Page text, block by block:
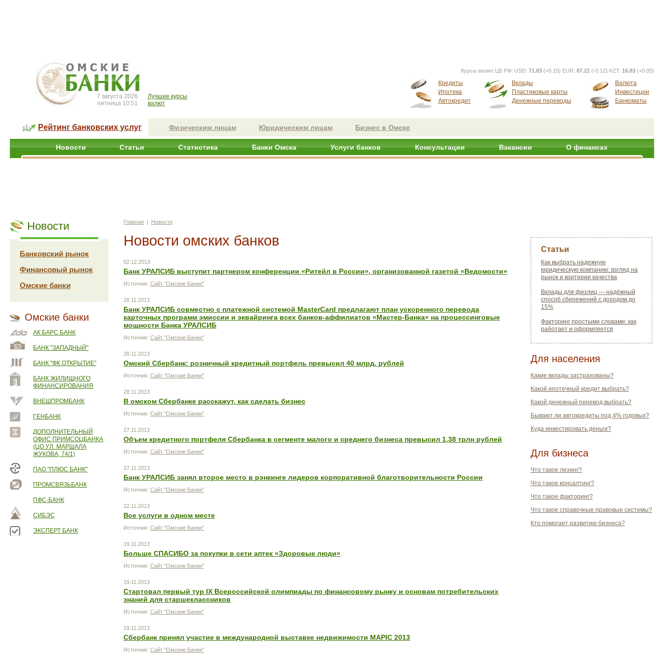
7 августа 2026
пятница 10:51
Лучшие курсы
валют
Курсы валют ЦБ РФ: USD: 71.83 (+0.15) EUR: 87.21 (-0.12) KZT: 16.83 (+0.05)
Кредиты
Ипотека
Автокредит
Вклады
Пластиковые карты
Денежные переводы
Валюта
Инвестиции
Банкоматы
Рейтинг банковских услуг Физическим лицам Юридическим лицам Бизнес в Омске
Новости Статьи Статистика Банки Омска Услуги банков Консультации Вакансии О финансах
Новости
Банковский рынок
Финансовый рынок
Омские банки
Омские банки
АК БАРС БАНК
БАНК "ЗАПАДНЫЙ"
БАНК "ФК ОТКРЫТИЕ"
БАНК ЖИЛИЩНОГО
ФИНАНСИРОВАНИЯ
ВНЕШПРОМБАНК
ГЕНБАНК
ДОПОЛНИТЕЛЬНЫЙ
ОФИС ПРИМСОЦБАНКА
(ЦО УЛ. МАРШАЛА
ЖУКОВА, 74/1)
ПАО "ПЛЮС БАНК"
ПРОМСВЯЗЬБАНК
ПФС-БАНК
СИБЭС
ЭКСПЕРТ БАНК
Главная | Новости
Новости омских банков
02.12.2013
Банк УРАЛСИБ выступит партнером конференции «Ритейл в России», организованной газетой «Ведомости»
Источник: Сайт "Омские Банки"
28.11.2013
Банк УРАЛСИБ совместно с платежной системой MasterCard предлагают план ускоренного перевода
карточных программ эмиссии и эквайринга всех банков-аффилиатов «Мастер-Банка» на процессинговые
мощности Банка УРАЛСИБ
Источник: Сайт "Омские Банки"
28.11.2013
Омский Сбербанк: розничный кредитный портфель превысил 40 млрд. рублей
Источник: Сайт "Омские Банки"
28.11.2013
В омском Сбербанке расскажут, как сделать бизнес
Источник: Сайт "Омские Банки"
27.11.2013
Объем кредитного портфеля Сбербанка в сегменте малого и среднего бизнеса превысил 1,38 трлн рублей
Источник: Сайт "Омские Банки"
27.11.2013
Банк УРАЛСИБ занял второе место в рэнкинге лидеров корпоративной благотворительности России
Источник: Сайт "Омские Банки"
22.11.2013
Все услуги в одном месте
Источник: Сайт "Омские Банки"
19.11.2013
Больше СПАСИБО за покупки в сети аптек «Здоровые люди»
Источник: Сайт "Омские Банки"
19.11.2013
Стартовал первый тур IX Всероссийской олимпиады по финансовому рынку и основам потребительских
знаний для старшеклассников
Источник: Сайт "Омские Банки"
19.11.2013
Сбербанк принял участие в международной выставке недвижимости MAPIC 2013
Источник: Сайт "Омские Банки"
Статьи
Как выбрать надежную
юридическую компанию: взгляд на
рынок и критерии качества
Вклады для физлиц — надёжный
способ сбережений с доходом до
15%
Факторинг простыми словами: как
работает и оформляется
Для населения
Какие вклады застрахованы?
Какой ипотечный кредит выбрать?
Какой денежный перевод выбрать?
Бывают ли автокредиты под 4% годовых?
Куда инвестировать деньги?
Для бизнеса
Что такое лизинг?
Что такое консалтинг?
Что такое факторинг?
Что такое справочные правовые системы?
Кто помогает развитию бизнеса?